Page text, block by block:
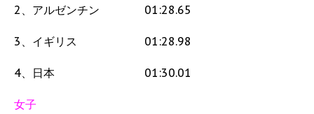
2、アルゼンチン 01:28.65
3、イギリス 01:28.98
4、日本 01:30.01
女子